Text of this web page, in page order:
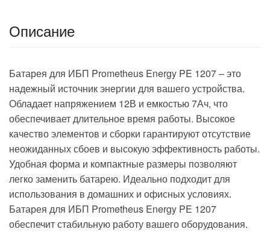
Описание
Батарея для ИБП Prometheus Energy PE 1207 – это
надежный источник энергии для вашего устройства.
Обладает напряжением 12В и емкостью 7Ач, что
обеспечивает длительное время работы. Высокое
качество элементов и сборки гарантируют отсутствие
неожиданных сбоев и высокую эффективность работы.
Удобная форма и компактные размеры позволяют
легко заменить батарею. Идеально подходит для
использования в домашних и офисных условиях.
Батарея для ИБП Prometheus Energy PE 1207
обеспечит стабильную работу вашего оборудования.